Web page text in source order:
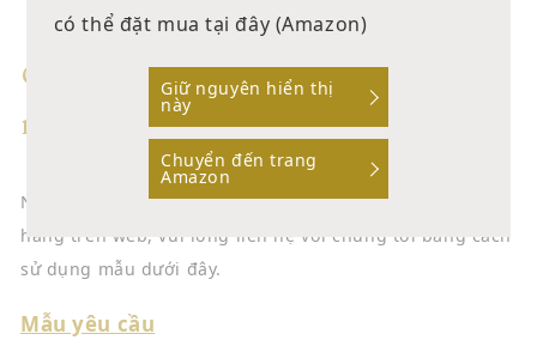
Các câu hỏi liên quan đến làm
mới trang web
Nếu bạn có bất kỳ câu hỏi nào liên quan đến cách đặt
hàng trên web, vui lòng liên hệ với chúng tôi bằng cách
sử dụng mẫu dưới đây.
Mẫu yêu cầu
có thể đặt mua tại đây (Amazon)
Giữ nguyên hiển thị
này
Chuyển đến trang
Amazon